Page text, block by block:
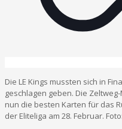
Die LE Kings mussten sich in
geschlagen geben. Die
nun die besten Karten für das
der Eliteliga am 28. Februar.